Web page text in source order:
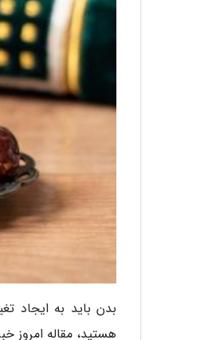
بدن باید به ایجاد
هستید، مقاله امروز